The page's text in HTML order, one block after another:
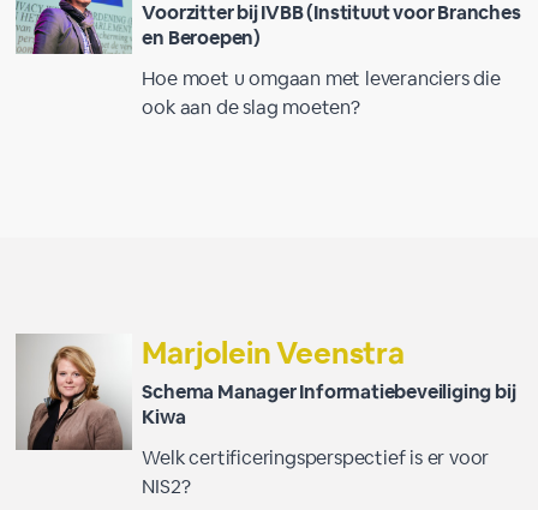
Voorzitter bij IVBB (Instituut voor Branches
en Beroepen)
Hoe moet u omgaan met leveranciers die
ook aan de slag moeten?
Marjolein Veenstra
Schema Manager Informatiebeveiliging bij
Kiwa
Welk certificeringsperspectief is er voor
NIS2?